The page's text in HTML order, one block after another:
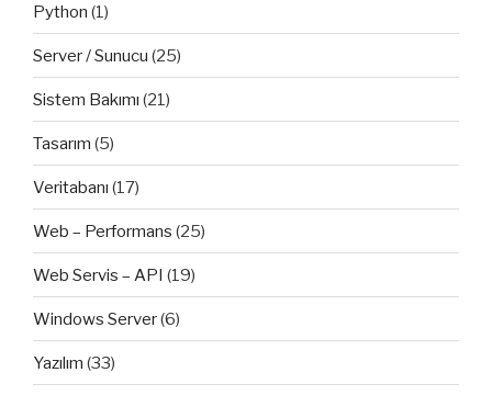
Python (1)
Server / Sunucu (25)
Sistem Bakımı (21)
Tasarım (5)
Veritabanı (17)
Web – Performans (25)
Web Servis – API (19)
Windows Server(6)
Yazılım (33)